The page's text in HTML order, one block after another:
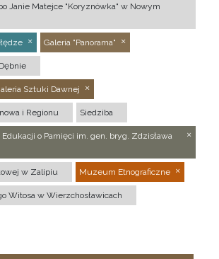
Janie Matejce "Koryznówka" w Nowym
Galeria "Panorama"
Sztuki Dawnej
i Regionu Siedziba
o Pamięci im. gen. bryg. Zdzisława
w Zalipiu Muzeum Etnograficzne
Witosa w Wierzchosławicach